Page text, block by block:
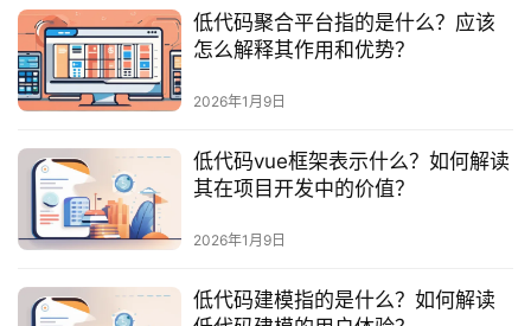
解
普
元
联
系
我
们
低代码聚合平台指的是什么？应该
怎么解释其作用和优势？
2026年1月9日
低代码vue框架表示什么？如何解读
其在项目开发中的价值？
2026年1月9日
低代码建模指的是什么？如何解读